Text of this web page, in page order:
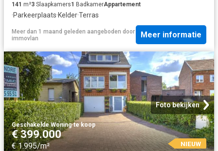
141 m²3 Slaapkamers1 BadkamerAppartement
·Parkeerplaats·Kelder·Terras
Meer dan 1 maand geleden aangeboden door
immovlan
Meer informatie
Foto bekijken
Geschakelde Woning·te koop
€ 399.000
€ 1.995/m² NIEUW